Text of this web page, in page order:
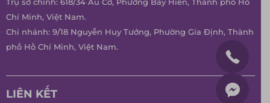
Trụ sở chính: 618/34 Âu Cơ, Phường Bảy Hiền, Thành phố Hồ
Chí Minh, Việt Nam.
Chi nhánh: 9/18 Nguyễn Huy Tưởng, Phường Gia Định, Thành
phố Hồ Chí Minh, Việt Nam.
LIÊN KẾT